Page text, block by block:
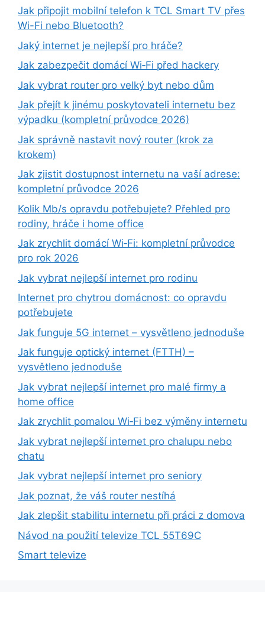
Jak připojit mobilní telefon k TCL Smart TV přes
Wi-Fi nebo Bluetooth?
Jaký internet je nejlepší pro hráče?
Jak zabezpečit domácí Wi‑Fi před hackery
Jak vybrat router pro velký byt nebo dům
Jak přejít k jinému poskytovateli internetu bez
výpadku (kompletní průvodce 2026)
Jak správně nastavit nový router (krok za
krokem)
Jak zjistit dostupnost internetu na vaší adrese:
kompletní průvodce 2026
Kolik Mb/s opravdu potřebujete? Přehled pro
rodiny, hráče i home office
Jak zrychlit domácí Wi‑Fi: kompletní průvodce
pro rok 2026
Jak vybrat nejlepší internet pro rodinu
Internet pro chytrou domácnost: co opravdu
potřebujete
Jak funguje 5G internet – vysvětleno jednoduše
Jak funguje optický internet (FTTH) –
vysvětleno jednoduše
Jak vybrat nejlepší internet pro malé firmy a
home office
Jak zrychlit pomalou Wi‑Fi bez výměny internetu
Jak vybrat nejlepší internet pro chalupu nebo
chatu
Jak vybrat nejlepší internet pro seniory
Jak poznat, že váš router nestíhá
Jak zlepšit stabilitu internetu při práci z domova
Návod na použití televize TCL 55T69C
Smart televize